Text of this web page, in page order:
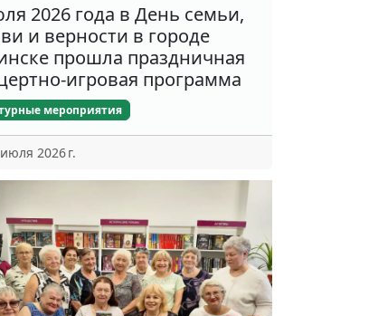
2026 года в День семьи,
и верности в городе
прошла праздничная
игровая программа
мероприятия
2026 г.